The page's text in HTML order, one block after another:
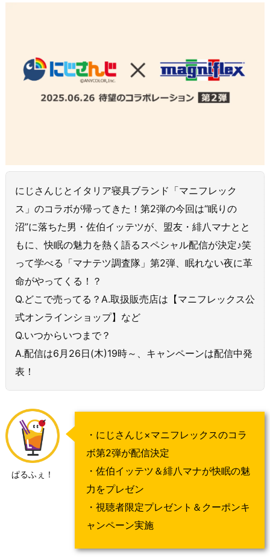
にじさんじとイタリア寝具ブランド「マニフレック
ス」のコラボが帰ってきた！第2弾の今回は“眠りの
沼”に落ちた男・佐伯イッテツが、盟友・緋八マナとと
もに、快眠の魅力を熱く語るスペシャル配信が決定♪笑
って学べる「マナテツ調査隊」第2弾、眠れない夜に革
命がやってくる！？
Q.どこで売ってる？A.取扱販売店は【マニフレックス公
式オンラインショップ】など
Q.いつからいつまで？
A.配信は6月26日(木)19時～、キャンペーンは配信中発
表！
ぱるふぇ！
・にじさんじ×マニフレックスのコラ
ボ第2弾が配信決定
・佐伯イッテツ＆緋八マナが快眠の魅
力をプレゼン
・視聴者限定プレゼント＆クーポンキ
ャンペーン実施